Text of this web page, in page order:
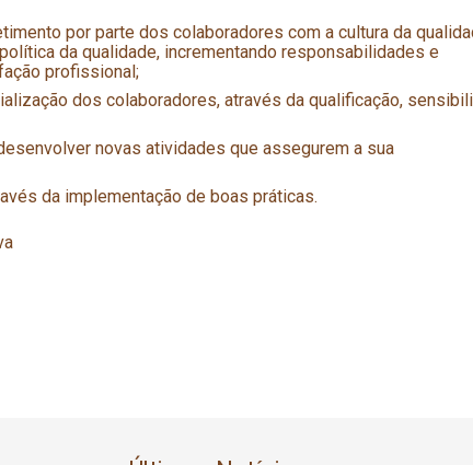
por parte dos colaboradores com a cultura da
da qualidade, incrementando responsabilidades e
profissional;
dos colaboradores, através da qualificação,
novas atividades que assegurem a sua
da implementação de boas práticas.